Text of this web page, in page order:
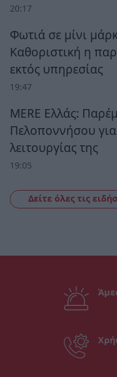
20:17
Φωτιά σε μίνι
Καθοριστική η
εκτός υπηρεσίας
19:47
MERE Ελλάς:
Πελοποννήσου
λειτουργίας της
19:05
Δείτε όλες τις